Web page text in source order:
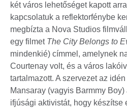
két város lehetőséget kapott
kapcsolatuk a reflektorfénybe
megbízta a Nova Studios
egy filmet The City Belongs to
mindenkié) címmel, amelynek
Courtenay volt, és a város
tartalmazott. A szervezet az
Mansaray (vagyis Barmmy
ifjúsági aktivistát, hogy készítse